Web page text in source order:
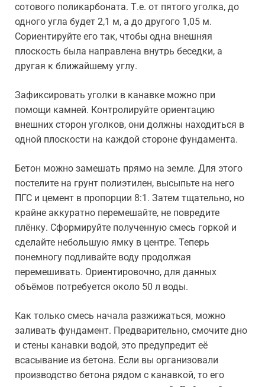
сотового поликарбоната. Т.е. от пятого уголка, до
одного угла будет 2,1 м, а до другого 1,05 м.
Сориентируйте его так, чтобы одна внешняя
плоскость была направлена внутрь беседки, а
другая к ближайшему углу.
Зафиксировать уголки в канавке можно при
помощи камней. Контролируйте ориентацию
внешних сторон уголков, они должны находиться в
одной плоскости на каждой стороне фундамента.
Бетон можно замешать прямо на земле. Для этого
постелите на грунт полиэтилен, высыпьте на него
ПГС и цемент в пропорции 8:1. Затем тщательно, но
крайне аккуратно перемешайте, не повредите
плёнку. Сформируйте полученную смесь горкой и
сделайте небольшую ямку в центре. Теперь
понемногу подливайте воду продолжая
перемешивать. Ориентировочно, для данных
объёмов потребуется около 50 л воды.
Как только смесь начала разжижаться, можно
заливать фундамент. Предварительно, смочите дно
и стены канавки водой, это предупредит её
всасывание из бетона. Если вы организовали
производство бетона рядом с канавкой, то его